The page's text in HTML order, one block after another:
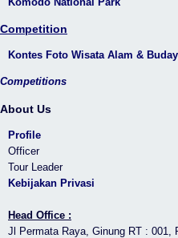
Competition
Kontes Foto Wisata Alam &
Competitions
About Us
Profile
Officer
Tour Leader
Kebijakan Privasi
Head Office :
Jl Permata Raya, Ginung RT : 001,